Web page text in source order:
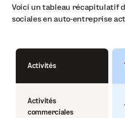
Voici un tableau récapitulatif
sociales en auto-entreprise
Activités
Activités
commerciales